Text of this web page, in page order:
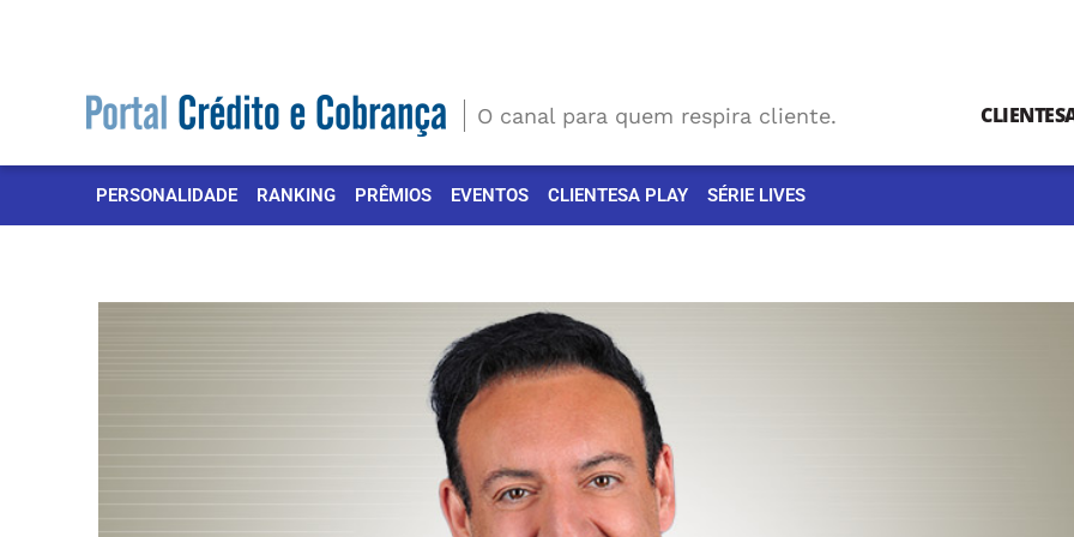
O canal para quem respira cliente.
PERSONALIDADE RANKING PRÊMIOS EVENTOS CLIENTESA PLAY SÉRIE LIVES